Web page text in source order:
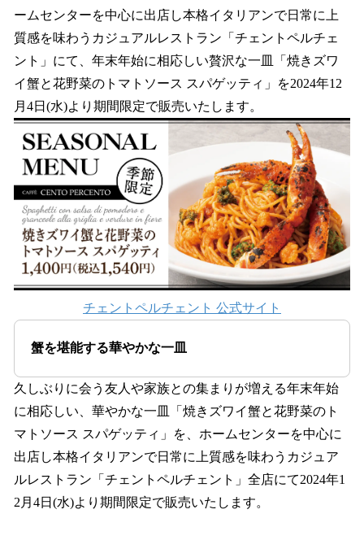
込
中
で
す
ームセンターを中心に出店し本格イタリアンで日常に上
質感を味わうカジュアルレストラン「チェントペルチェ
ント」にて、年末年始に相応しい贅沢な一皿「焼きズワ
イ蟹と花野菜のトマトソース スパゲッティ」を2024年12
月4日(水)より期間限定で販売いたします。
チェントペルチェント 公式サイト
蟹を堪能する華やかな一皿
久しぶりに会う友人や家族との集まりが増える年末年始
に相応しい、華やかな一皿「焼きズワイ蟹と花野菜のト
マトソース スパゲッティ」を、ホームセンターを中心に
出店し本格イタリアンで日常に上質感を味わうカジュア
ルレストラン「チェントペルチェント」全店にて2024年1
2月4日(水)より期間限定で販売いたします。